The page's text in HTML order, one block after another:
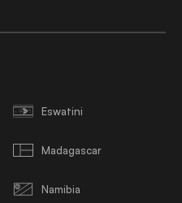
Eswatini
Madagascar
Namibia